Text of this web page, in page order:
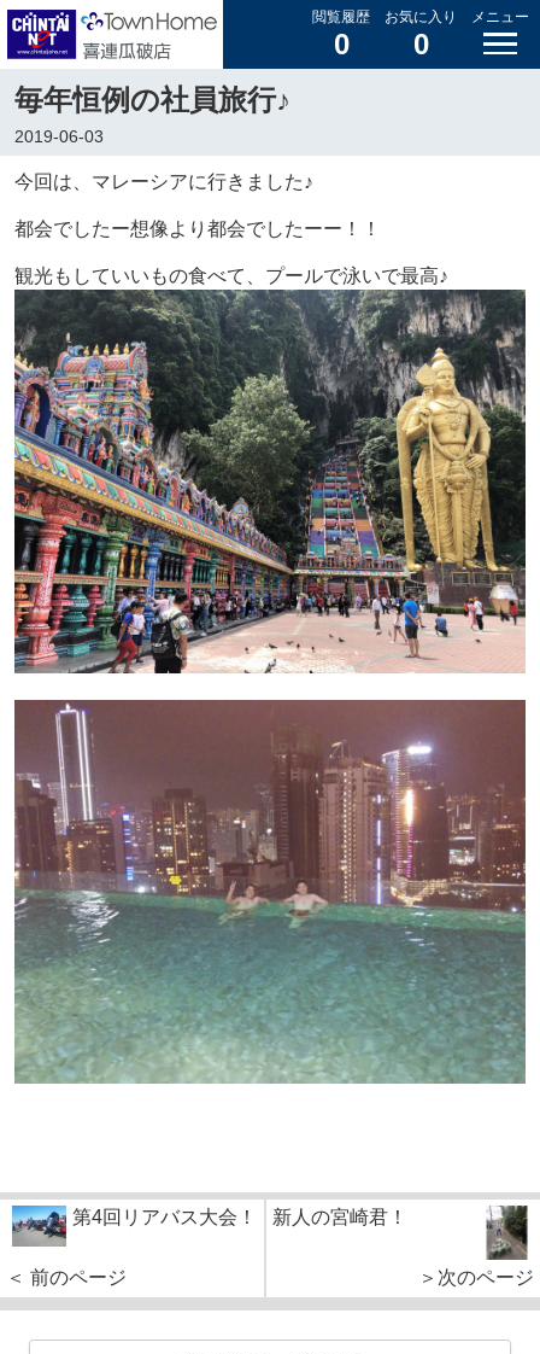
閲覧履歴
0
お気に入り
0
メニュー
毎年恒例の社員旅行♪
2019-06-03
今回は、マレーシアに行きました♪
都会でしたー想像より都会でしたーー！！
観光もしていいもの食べて、プールで泳いで最高♪
第4回リアバス大会！
＜ 前のページ
新人の宮崎君！
＞次のページ